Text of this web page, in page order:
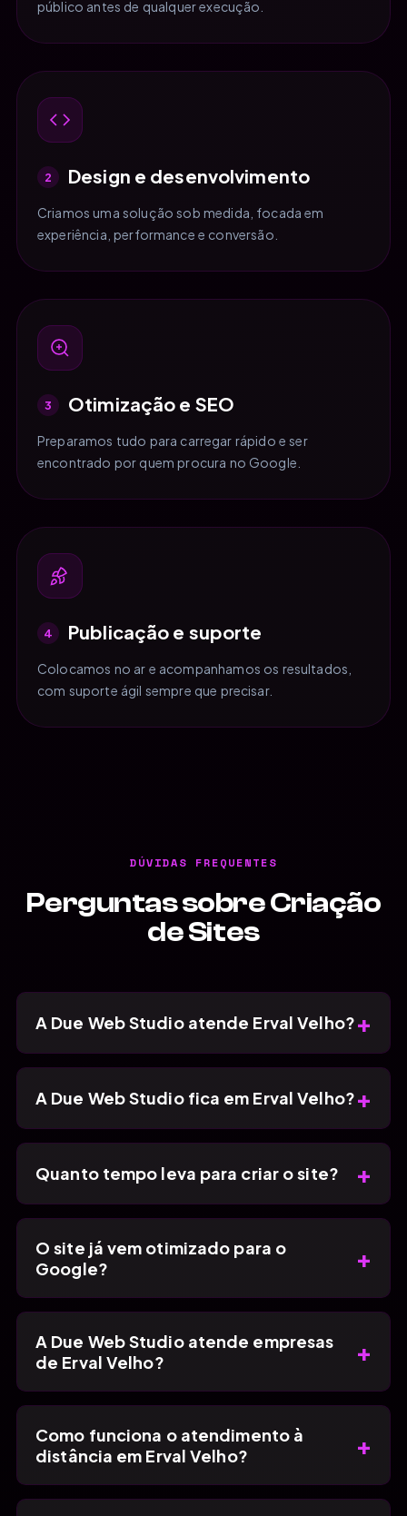
público antes de qualquer execução.
2 Design e desenvolvimento
Criamos uma solução sob medida, focada em
experiência, performance e conversão.
3 Otimização e SEO
Preparamos tudo para carregar rápido e ser
encontrado por quem procura no Google.
4 Publicação e suporte
Colocamos no ar e acompanhamos os resultados,
com suporte ágil sempre que precisar.
DÚVIDAS FREQUENTES
Perguntas sobre Criação
de Sites
A Due Web Studio atende Erval Velho?+
A Due Web Studio fica em Erval Velho?+
Quanto tempo leva para criar o site? +
O site já vem otimizado para o
Google?
+
A Due Web Studio atende empresas
de Erval Velho?
+
Como funciona o atendimento à
distância em Erval Velho?
+